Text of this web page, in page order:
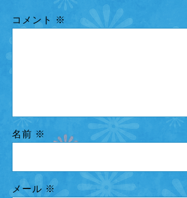
コメント ※
名前 ※
メール ※